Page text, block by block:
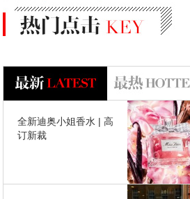
全新迪奥小姐香水 | 高
订新裁